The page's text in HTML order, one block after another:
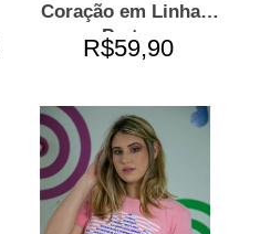
Coração em Linhas
Preta
R$59,90